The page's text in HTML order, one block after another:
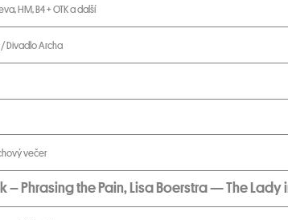
HM, B4 + OTK a další
/ Divadlo Archa
večer
– Phrasing the Pain, Lisa Boerstra — The Lady